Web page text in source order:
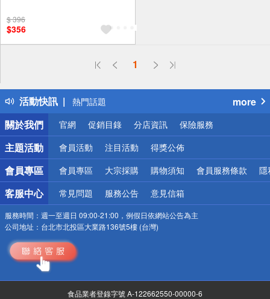
$ 396
$356
1
活動快訊
偏遠地區配送
得獎公告
熱門話題
銀行優惠
偏遠地區配送
詐騙網頁！請小心！
more
關於我們
官網 促銷目錄 分店資訊 保險服務
主題活動 會員活動 注目活動 得獎公佈
會員專區 會員專區 大宗採購 購物須知 會員服務條款 隱
客服中心 常見問題 服務公告 意見信箱
服務時間： 週一至週日 09:00-21:00，例假日依網站公告為主
公司地址： 台北市北投區大業路136號5樓 (台灣)
食品業者登錄字號 A-122662550-00000-6